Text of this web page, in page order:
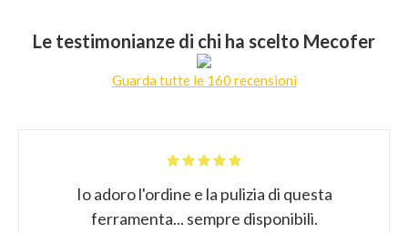
Le testimonianze di chi ha scelto Mecofer
Guarda tutte le 160 recensioni
Io adoro l'ordine e la pulizia di questa
ferramenta... sempre disponibili.